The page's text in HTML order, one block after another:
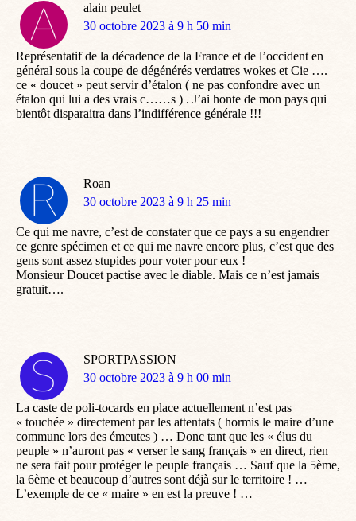
alain peulet
dit
30 octobre 2023 à 9 h 50 min
Représentatif de la décadence de la France et de l’occident en
général sous la coupe de dégénérés verdatres wokes et Cie ….
ce « doucet » peut servir d’étalon ( ne pas confondre avec un
étalon qui lui a des vrais c……s ) . J’ai honte de mon pays qui
bientôt disparaitra dans l’indifférence générale !!!
Roan
dit
30 octobre 2023 à 9 h 25 min
Ce qui me navre, c’est de constater que ce pays a su engendrer
ce genre spécimen et ce qui me navre encore plus, c’est que des
gens sont assez stupides pour voter pour eux !
Monsieur Doucet pactise avec le diable. Mais ce n’est jamais
gratuit….
SPORTPASSION
dit
30 octobre 2023 à 9 h 00 min
La caste de poli-tocards en place actuellement n’est pas
« touchée » directement par les attentats ( hormis le maire d’une
commune lors des émeutes ) … Donc tant que les « élus du
peuple » n’auront pas « verser le sang français » en direct, rien
ne sera fait pour protéger le peuple français … Sauf que la 5ème,
la 6ème et beaucoup d’autres sont déjà sur le territoire ! …
L’exemple de ce « maire » en est la preuve ! …